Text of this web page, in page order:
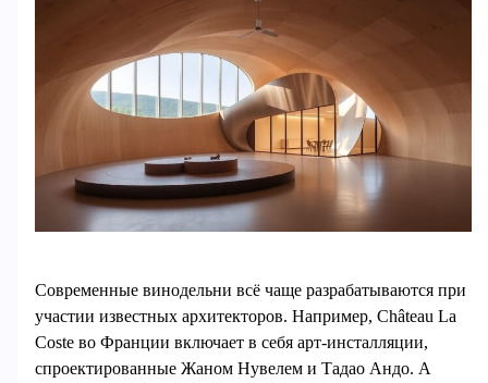
Современные винодельни всё чаще разрабатываются при
участии известных архитекторов. Например, Château La
Coste во Франции включает в себя арт-инсталляции,
спроектированные Жаном Нувелем и Тадао Андо. А